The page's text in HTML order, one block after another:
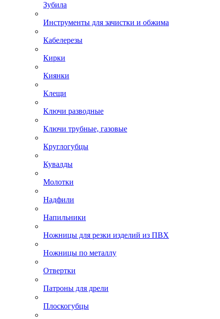
Зубила
Инструменты для зачистки и обжима
Кабелерезы
Кирки
Киянки
Клещи
Ключи разводные
Ключи трубные, газовые
Круглогубцы
Кувалды
Молотки
Надфили
Напильники
Ножницы для резки изделий из ПВХ
Ножницы по металлу
Отвертки
Патроны для дрели
Плоскогубцы